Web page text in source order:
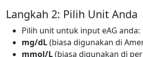
Langkah 2: Pilih Unit Anda
Pilih unit untuk input eAG anda:
mg/dL(biasa digunakan di
mmol/L(biasa digunakan di